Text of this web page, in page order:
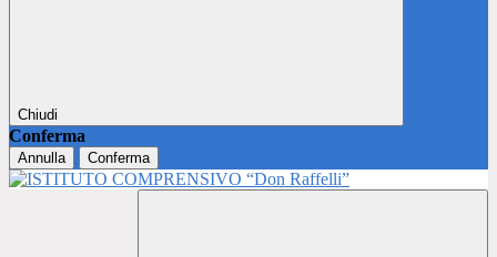
Chiudi
Conferma
Annulla Conferma